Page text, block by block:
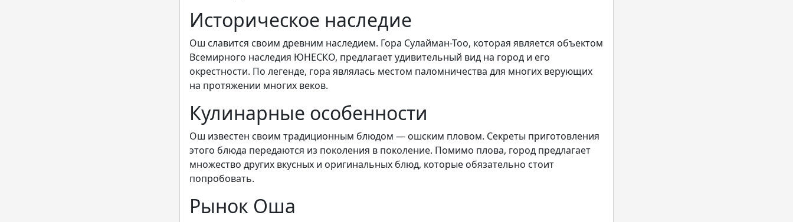
Историческое наследие
Ош славится своим древним наследием. Гора Сулайман-Тоо, которая является объектом
Всемирного наследия ЮНЕСКО, предлагает удивительный вид на город и его
окрестности. По легенде, гора являлась местом паломничества для многих верующих
на протяжении многих веков.
Кулинарные особенности
Ош известен своим традиционным блюдом — ошским пловом. Секреты приготовления
этого блюда передаются из поколения в поколение. Помимо плова, город предлагает
множество других вкусных и оригинальных блюд, которые обязательно стоит
попробовать.
Рынок Оша